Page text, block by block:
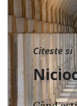
Citeste si